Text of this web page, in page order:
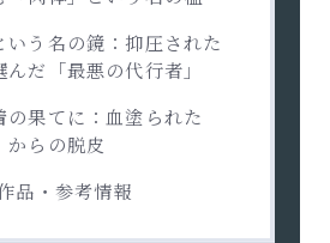
いう名の鏡：抑圧された
だ「最悪の代行者」
の果てに：血塗られた
からの脱皮
品・参考情報